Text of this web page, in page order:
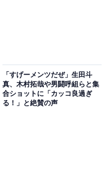
「すげーメンツだぜ」生田斗
真、木村拓哉や男闘呼組らと集
合ショットに「カッコ良過ぎ
る！」と絶賛の声